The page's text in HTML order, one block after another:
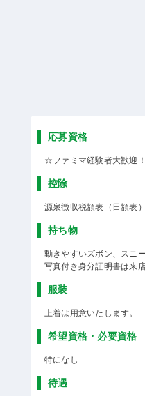
応募資格
☆ファミマ経験者大歓迎！
控除
源泉徴収税額表（日額表
持ち物
動きやすいズボン、スニー
写真付き身分証明書は来
服装
上着は用意いたします。
希望資格・必要資格
特になし
待遇